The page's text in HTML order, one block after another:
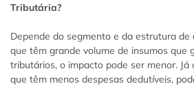
Tributária?
Depende do segmento e da estrutura de
que têm grande volume de insumos que
tributários, o impacto pode ser menor. Já
que têm menos despesas dedutíveis,